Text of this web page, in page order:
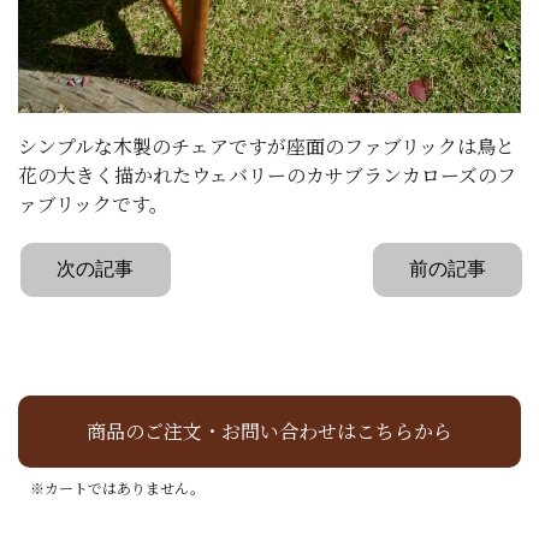
シンプルな木製のチェアですが座面のファブリックは鳥と
花の大きく描かれたウェバリーのカサブランカローズのフ
ァブリックです。
次の記事 前の記事
商品のご注文・お問い合わせはこちらから
※カートではありません。